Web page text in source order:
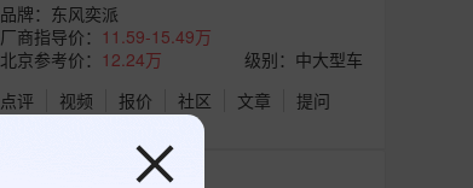
品牌： 东风奕派
厂商指导价： 11.59-15.49万
北京参考价： 12.24万
级别：中大型车
点评
视频 报价 社区 文章 提问